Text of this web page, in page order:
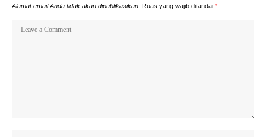
Alamat email Anda tidak akan dipublikasikan. Ruas yang wajib ditandai *